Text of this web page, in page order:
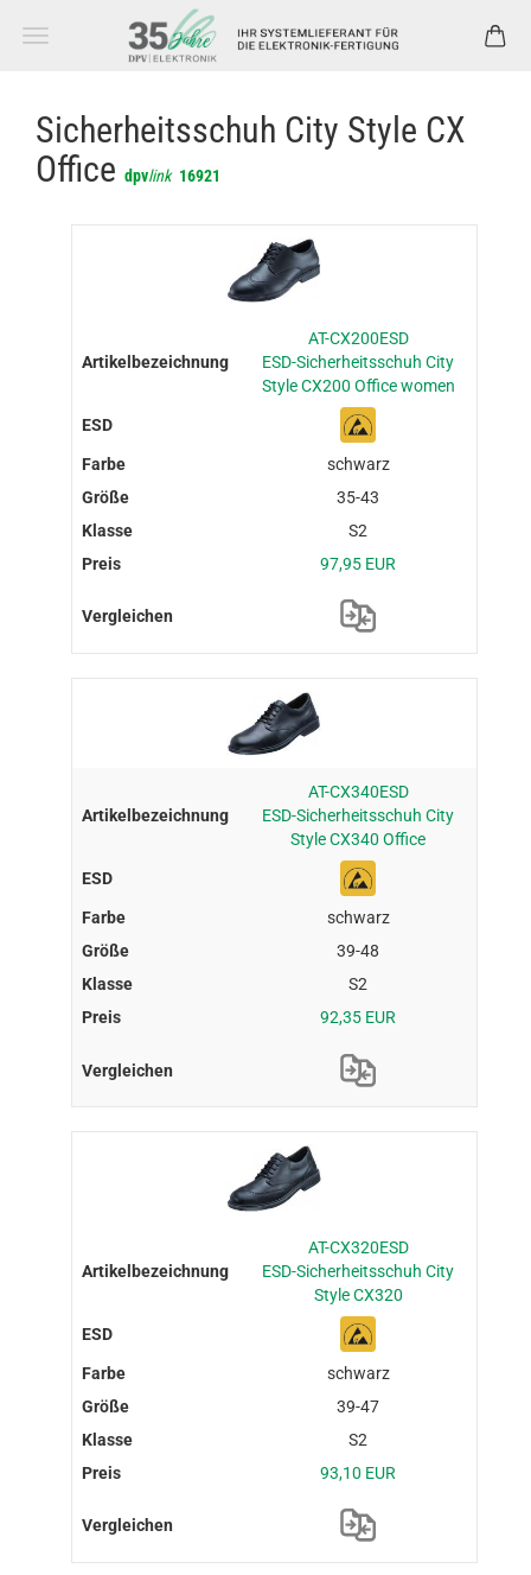
Sicherheitsschuh City Style CX
Office dpvlink 16921
AT-CX200ESD
ESD-Sicherheitsschuh City
Style CX200 Office women
schwarz
35-43
S2
97,95 EUR
AT-CX340ESD
ESD-Sicherheitsschuh City
Style CX340 Office
schwarz
39-48
S2
92,35 EUR
AT-CX320ESD
ESD-Sicherheitsschuh City
Style CX320
schwarz
39-47
S2
93,10 EUR